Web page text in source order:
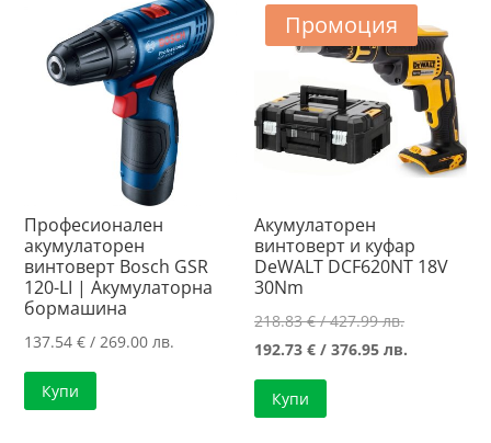
Професионален
акумулаторен
винтоверт Bosch GSR
120-LI | Акумулаторна
бормашина
137.54€ / 269.00 лв.
Купи
Промоция
Акумулаторен
винтоверт и куфар
DeWALT DCF620NT 18V
30Nm
218.83€/ 427.99 лв.Original
price
192.73€ / 376.95 лв.
Купи